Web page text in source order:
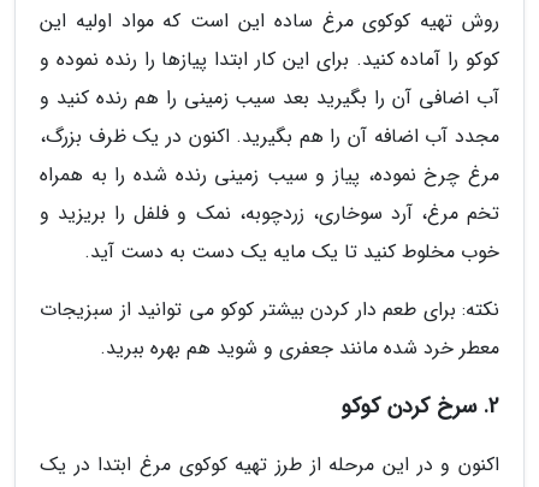
روش تهیه کوکوی مرغ ساده این است که مواد اولیه این
کوکو را آماده کنید. برای این کار ابتدا پیازها را رنده نموده و
آب اضافی آن را بگیرید بعد سیب زمینی را هم رنده کنید و
مجدد آب اضافه آن را هم بگیرید. اکنون در یک ظرف بزرگ،
مرغ چرخ نموده، پیاز و سیب زمینی رنده شده را به همراه
تخم مرغ، آرد سوخاری، زردچوبه، نمک و فلفل را بریزید و
خوب مخلوط کنید تا یک مایه یک دست به دست آید.
نکته: برای طعم دار کردن بیشتر کوکو می توانید از سبزیجات
معطر خرد شده مانند جعفری و شوید هم بهره ببرید.
2. سرخ کردن کوکو
اکنون و در این مرحله از طرز تهیه کوکوی مرغ ابتدا در یک